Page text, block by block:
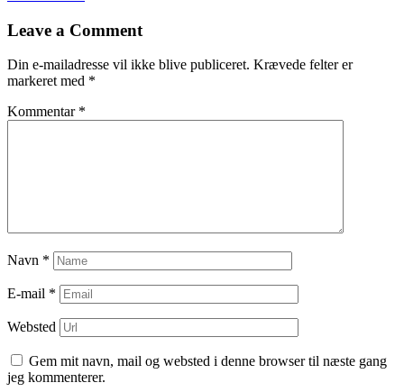
til
Leave a Comment
Din e-mailadresse vil ikke blive publiceret. Krævede felter er
markeret med *
Kommentar *
Navn *
E-mail *
Websted
Gem mit navn, mail og websted i denne browser til næste gang
jeg kommenterer.